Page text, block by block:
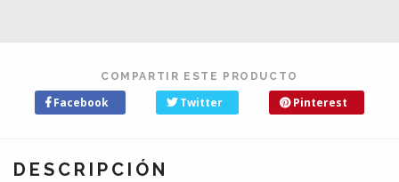
COMPARTIR ESTE PRODUCTO
Facebook Twitter Pinterest
DESCRIPCIÓN